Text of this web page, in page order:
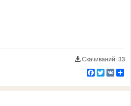
Скачиваний: 33
Facebook
Twitter
VK